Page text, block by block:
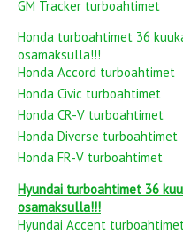
GM Tracker turboahtimet
Honda turboahtimet 36
osamaksulla!!!
Honda Accord turboahtimet
Honda Civic turboahtimet
Honda CR-V turboahtimet
Honda Diverse turboahtimet
Honda FR-V turboahtimet
Hyundai turboahtimet 36
osamaksulla!!!
Hyundai Accent